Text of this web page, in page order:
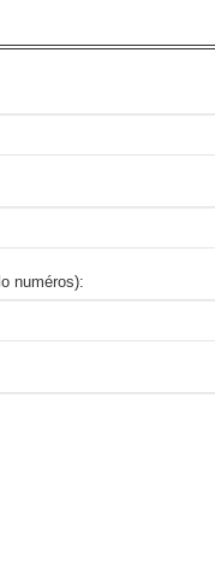
numéros):